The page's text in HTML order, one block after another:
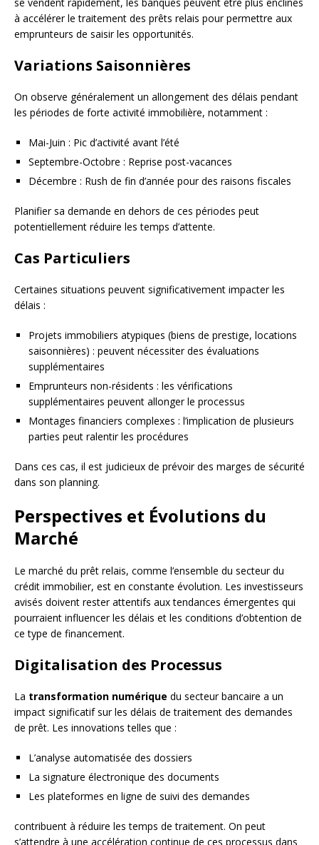
à accélérer le traitement des prêts relais pour permettre aux
emprunteurs de saisir les opportunités.
Variations Saisonnières
On observe généralement un allongement des délais pendant
les périodes de forte activité immobilière, notamment :
Mai-Juin : Pic d’activité avant l’été
Septembre-Octobre : Reprise post-vacances
Décembre : Rush de fin d’année pour des raisons fiscales
Planifier sa demande en dehors de ces périodes peut
potentiellement réduire les temps d’attente.
Cas Particuliers
Certaines situations peuvent significativement impacter les
délais :
Projets immobiliers atypiques (biens de prestige, locations
saisonnières) : peuvent nécessiter des évaluations
supplémentaires
Emprunteurs non-résidents : les vérifications
supplémentaires peuvent allonger le processus
Montages financiers complexes : l’implication de plusieurs
parties peut ralentir les procédures
Dans ces cas, il est judicieux de prévoir des marges de sécurité
dans son planning.
Perspectives et Évolutions du
Marché
Le marché du prêt relais, comme l’ensemble du secteur du
crédit immobilier, est en constante évolution. Les investisseurs
avisés doivent rester attentifs aux tendances émergentes qui
pourraient influencer les délais et les conditions d’obtention de
ce type de financement.
Digitalisation des Processus
La transformation numérique du secteur bancaire a un
impact significatif sur les délais de traitement des demandes
de prêt. Les innovations telles que :
L’analyse automatisée des dossiers
La signature électronique des documents
Les plateformes en ligne de suivi des demandes
contribuent à réduire les temps de traitement. On peut
s’attendre à une accélération continue de ces processus dans